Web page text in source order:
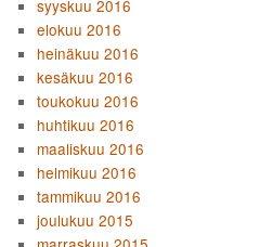
syyskuu 2016
elokuu 2016
heinäkuu 2016
kesäkuu 2016
toukokuu 2016
huhtikuu 2016
maaliskuu 2016
helmikuu 2016
tammikuu 2016
joulukuu 2015